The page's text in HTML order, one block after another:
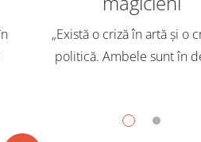
„Există o criză în artă și o
politică. Ambele sunt în
Situația poate fi salvată